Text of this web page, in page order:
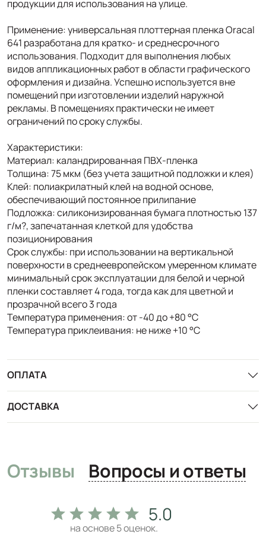
продукции для использования на улице.
Применение: универсальная плоттерная пленка Oracal
641 разработана для кратко- и среднесрочного
использования. Подходит для выполнения любых
видов аппликационных работ в области графического
оформления и дизайна. Успешно используется вне
помещений при изготовлении изделий наружной
рекламы. В помещениях практически не имеет
ограничений по сроку службы.
Характеристики:
Материал: каландрированная ПВХ-пленка
Толщина: 75 мкм (без учета защитной подложки и клея)
Клей: полиакрилатный клей на водной основе,
обеспечивающий постоянное прилипание
Подложка: силиконизированная бумага плотностью 137
г/м?, запечатанная клеткой для удобства
позиционирования
Срок службы: при использовании на вертикальной
поверхности в среднеевропейском умеренном климате
минимальный срок эксплуатации для белой и черной
пленки составляет 4 года, тогда как для цветной и
прозрачной всего 3 года
Температура применения: от -40 до +80 °С
Температура приклеивания: не ниже +10 °С
ОПЛАТА
ДОСТАВКА
Отзывы Вопросы и ответы
5.0
на основе5оценок.